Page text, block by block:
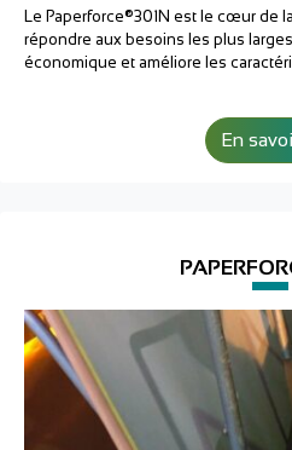
Le Paperforce®301N est le cœur de
répondre aux besoins les plus
économique et améliore les
En